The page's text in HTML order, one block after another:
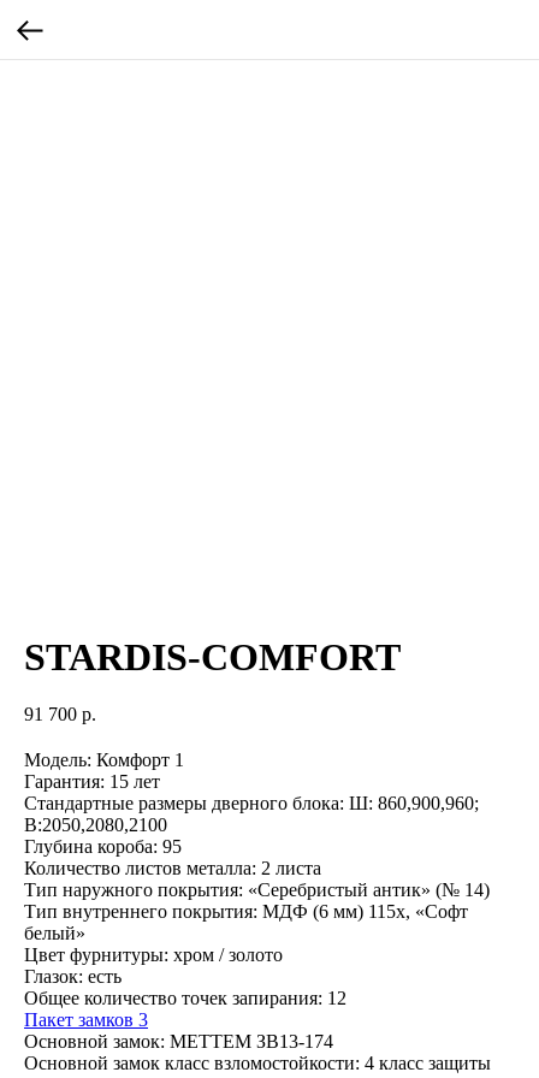
STARDIS-COMFORT
91 700 р.
Модель: Комфорт 1
Гарантия: 15 лет
Стандартные размеры дверного блока: Ш: 860,900,960;
В:2050,2080,2100
Глубина короба: 95
Количество листов металла: 2 листа
Тип наружного покрытия: «Серебристый антик» (№ 14)
Тип внутреннего покрытия: МДФ (6 мм) 115х, «Софт
белый»
Цвет фурнитуры: хром / золото
Глазок: есть
Общее количество точек запирания: 12
Пакет замков 3
Основной замок: МЕТТЕМ ЗВ13-174
Основной замок класс взломостойкости: 4 класс защиты